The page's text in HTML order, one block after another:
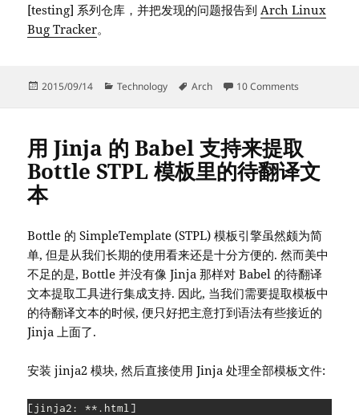
[testing] 系列仓库，并把发现的问题报告到 Arch Linux
Bug Tracker。
Posted
2015/09/14 Categories
Technology Tags
Arch 10 Comments
用 Jinja 的 Babel 支持来提取
Bottle STPL 模板里的待翻译文
本
Bottle 的 SimpleTemplate (STPL) 模板引擎虽然颇为简
单, 但是从我们长期的使用看来还是十分方便的. 然而美中
不足的是, Bottle 并没有像 Jinja 那样对 Babel 的待翻译
文本提取工具进行集成支持. 因此, 当我们需要提取模板中
的待翻译文本的时候, 便只好把主意打到语法有些接近的
Jinja 上面了.
安装 jinja2 模块, 然后直接使用 Jinja 处理全部模板文件:
[jinja2: **.html ]